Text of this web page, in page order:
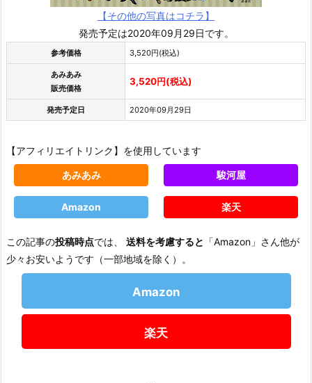
【その他の写真はコチラ】
発売予定は2020年09月29日です。
参考価格 3,520円(税込)
あみあみ
販売価格
3,520円(税込)
発売予定日 2020年09月29日
【アフィリエイトリンク】を使用しています
あみあみ 駿河屋
Amazon 楽天
この記事の投稿時点では、 送料を考慮すると 「Amazon」さん他が
少々お安いようです（一部地域を除く）。
Amazon
楽天